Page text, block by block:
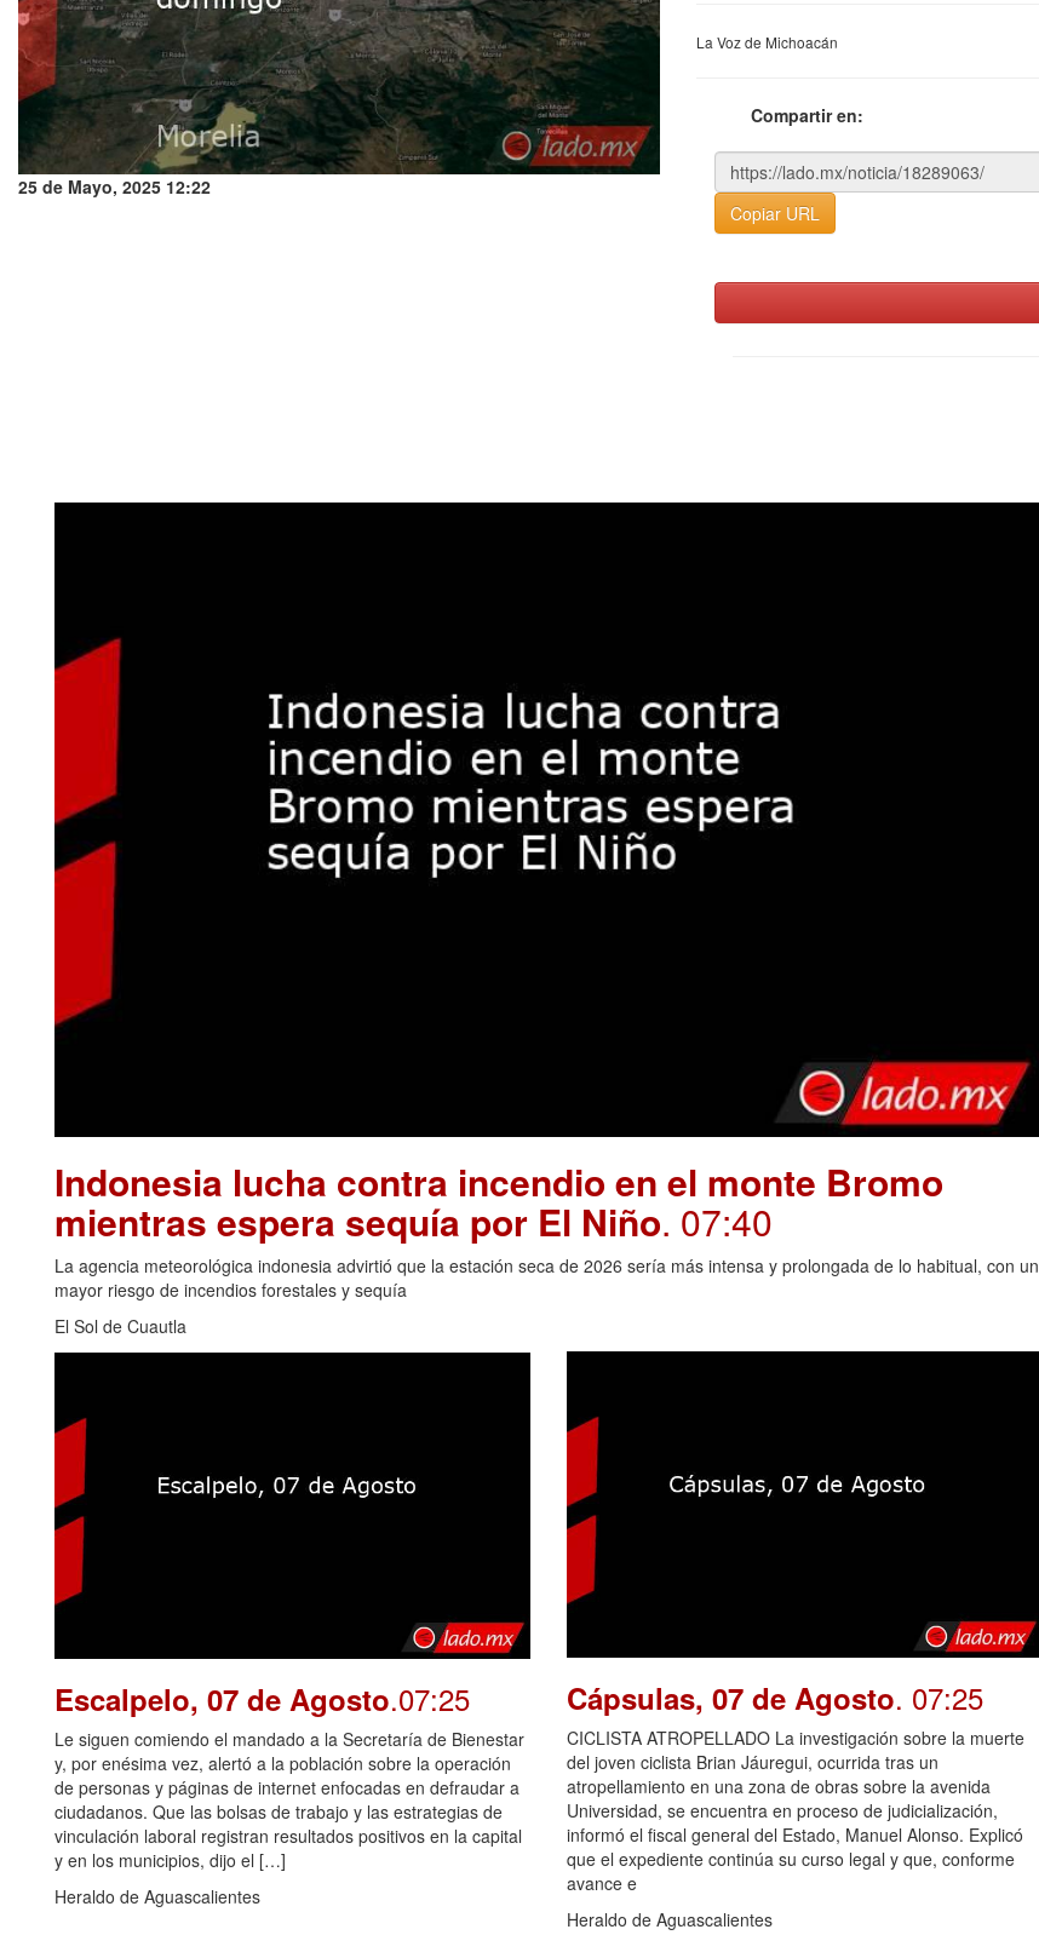
25 de Mayo, 2025 12:22
La Voz de Michoacán
Compartir en:
Copiar URL
Indonesia lucha contra incendio en el monte Bromo
mientras espera sequía por El Niño. 07:40
La agencia meteorológica indonesia advirtió que la estación seca de 2026 sería más intensa y prolongada de lo habitual, con un
mayor riesgo de incendios forestales y sequía
El Sol de Cuautla
Escalpelo, 07 de Agosto.07:25
Le siguen comiendo el mandado a la Secretaría de Bienestar
y, por enésima vez, alertó a la población sobre la operación
de personas y páginas de internet enfocadas en defraudar a
ciudadanos. Que las bolsas de trabajo y las estrategias de
vinculación laboral registran resultados positivos en la capital
y en los municipios, dijo el […]
Heraldo de Aguascalientes
Cápsulas, 07 de Agosto. 07:25
CICLISTA ATROPELLADO La investigación sobre la muerte
del joven ciclista Brian Jáuregui, ocurrida tras un
atropellamiento en una zona de obras sobre la avenida
Universidad, se encuentra en proceso de judicialización,
informó el fiscal general del Estado, Manuel Alonso. Explicó
que el expediente continúa su curso legal y que, conforme
avance e
Heraldo de Aguascalientes